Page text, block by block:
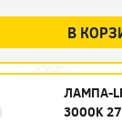
В
ЛАМПА-
3000K